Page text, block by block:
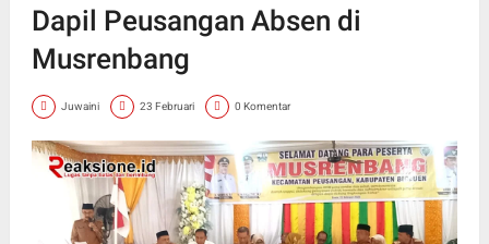
Dapil Peusangan Absen di
Musrenbang
Juwaini 23 Februari 0 Komentar